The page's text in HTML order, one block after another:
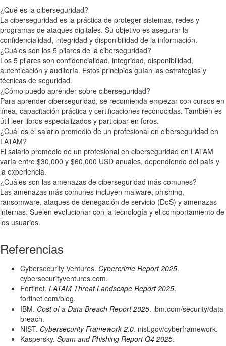
¿Qué es la ciberseguridad?
La ciberseguridad es la práctica de proteger sistemas, redes y
programas de ataques digitales. Su objetivo es asegurar la
confidencialidad, integridad y disponibilidad de la información.
¿Cuáles son los 5 pilares de la ciberseguridad?
Los 5 pilares son confidencialidad, integridad, disponibilidad,
autenticación y auditoría. Estos principios guían las estrategias y
técnicas de seguridad.
¿Cómo puedo aprender sobre ciberseguridad?
Para aprender ciberseguridad, se recomienda empezar con cursos en
línea, capacitación práctica y certificaciones reconocidas. También es
útil leer libros especializados y participar en foros.
¿Cuál es el salario promedio de un profesional en ciberseguridad en
LATAM?
El salario promedio de un profesional en ciberseguridad en LATAM
varía entre $30,000 y $60,000 USD anuales, dependiendo del país y
la experiencia.
¿Cuáles son las amenazas de ciberseguridad más comunes?
Las amenazas más comunes incluyen malware, phishing,
ransomware, ataques de denegación de servicio (DoS) y amenazas
internas. Suelen evolucionar con la tecnología y el comportamiento de
los usuarios.
Referencias
Cybersecurity Ventures. Cybercrime Report 2025.
cybersecurityventures.com.
Fortinet. LATAM Threat Landscape Report 2025.
fortinet.com/blog.
IBM. Cost of a Data Breach Report 2025. ibm.com/security/data-
breach.
NIST. Cybersecurity Framework 2.0. nist.gov/cyberframework.
Kaspersky. Spam and Phishing Report Q4 2025.